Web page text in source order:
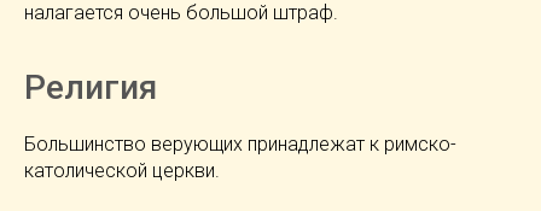
налагается очень большой штраф.
Религия
Большинство верующих принадлежат к римско-
католической церкви.